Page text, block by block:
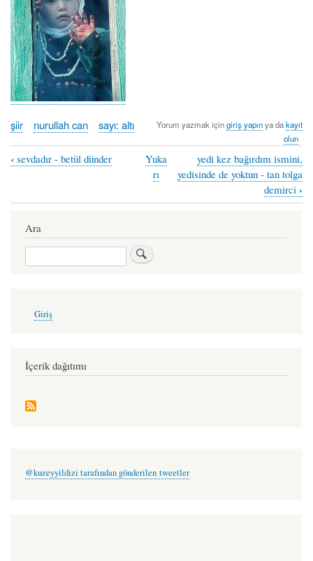
şiir nurullah can sayı: altı Yorum yazmak içingiriş yapınya dakayıt
olun
Book
for
hüzünlü
şiirler
can
‹ sevdadır - betül dünder
Yuka
rı
yedi kez bağırdım ismini,
yedisinde de yoktun - tan tolga
demirci ›
Ara
Ara
account
Giriş
İçerik dağıtımı
@kuzeyyildizi tarafından gönderilen tweetler